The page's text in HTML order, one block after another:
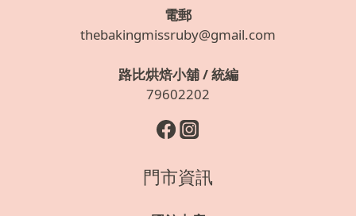
電郵
thebakingmissruby@gmail.com
路比烘焙小舖 / 統編
79602202
門市資訊